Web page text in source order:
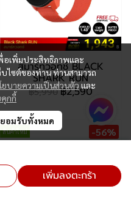
สมาร์ทวอทช์ BLACK
SHARK RUN
฿5,990฿2,590
สินค้าใหม่ -56%
เพิ่มลงตะกร้า
อเพิ่มประสิทธิภาพและ
ไซต์ของท่าน ท่านสามารถ
ยบายความเป็นส่วนตัวและ
กกี้
ยอมรับทั้งหมด